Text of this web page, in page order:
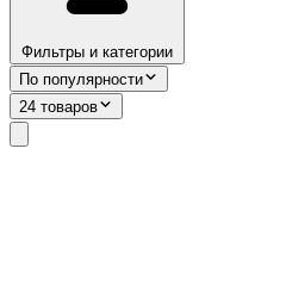
Фильтры и категории
По популярности
24 товаров